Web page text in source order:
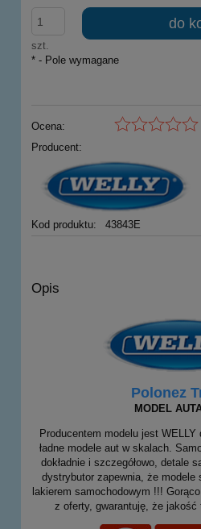
szt.
do
* - Pole wymagane
Ocena:
Producent:
Kod produktu: 43843E
Opis
Polonez
MODEL
Producentem modelu jest
ładne modele aut w skalach.
dokładnie i szczegółowo, detale
dystrybutor zapewnia, że modele
lakierem samochodowym !!!
z oferty, gwarantuję, że jakość